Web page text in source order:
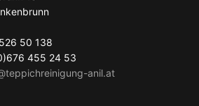
50 138
455 24 53
anil.at